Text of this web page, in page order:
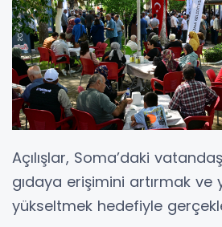
Açılışlar, Soma’daki
gıdaya erişimini artırmak ve
yükseltmek hedefiyle